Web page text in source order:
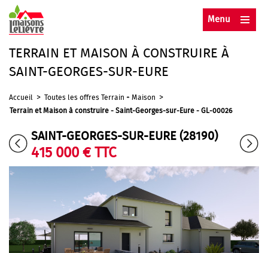
Menu
TERRAIN ET MAISON À CONSTRUIRE À
SAINT-GEORGES-SUR-EURE
Accueil > Toutes les offres Terrain + Maison >
Terrain et Maison à construire - Saint-Georges-sur-Eure - GL-00026
SAINT-GEORGES-SUR-EURE (28190)
415 000 € TTC